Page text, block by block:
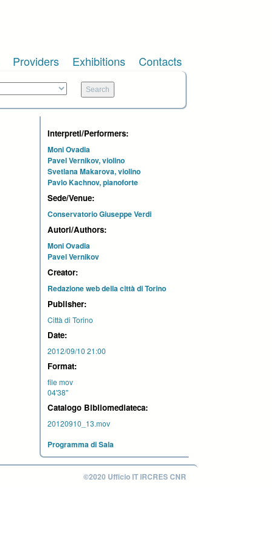
Providers Exhibitions Contacts
Interpreti/Performers:
Moni Ovadia
Pavel Vernikov, violino
Svetlana Makarova, violino
Pavlo Kachnov, pianoforte
Sede/Venue:
Conservatorio Giuseppe Verdi
Autori/Authors:
Moni Ovadia
Pavel Vernikov
Creator:
Redazione web della città di Torino
Publisher:
Città di Torino
Date:
2012/09/10 21:00
Format:
file mov
04'38''
Catalogo Bibliomediateca:
20120910_13.mov
Programma di Sala
©2020 Ufficio IT IRCRES CNR